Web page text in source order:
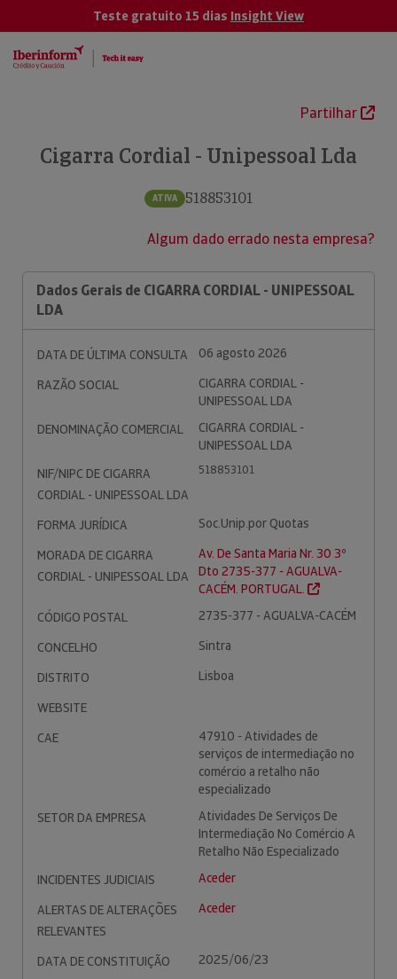
Teste gratuito 15 dias Insight View
Partilhar
Cigarra Cordial - Unipessoal Lda
ATIVA 518853101
Algum dado errado nesta empresa?
Dados Gerais de CIGARRA CORDIAL - UNIPESSOAL
LDA
DATA DE ÚLTIMA CONSULTA
06 agosto 2026
RAZÃO SOCIAL
CIGARRA CORDIAL -
UNIPESSOAL LDA
DENOMINAÇÃO COMERCIAL
CIGARRA CORDIAL -
UNIPESSOAL LDA
NIF/NIPC DE CIGARRA
CORDIAL - UNIPESSOAL LDA
518853101
FORMA JURÍDICA
Soc.Unip.por Quotas
MORADA DE CIGARRA
CORDIAL - UNIPESSOAL LDA
Av. De Santa Maria Nr. 30 3º
Dto 2735-377 - AGUALVA-
CACÉM. PORTUGAL.
CÓDIGO POSTAL
2735-377 - AGUALVA-CACÉM
CONCELHO
Sintra
DISTRITO
Lisboa
WEBSITE
CAE
47910 - Atividades de
serviços de intermediação no
comércio a retalho não
especializado
SETOR DA EMPRESA
Atividades De Serviços De
Intermediação No Comércio A
Retalho Não Especializado
INCIDENTES JUDICIAIS
Aceder
ALERTAS DE ALTERAÇÕES
RELEVANTES
Aceder
DATA DE CONSTITUIÇÃO 2025/06/23